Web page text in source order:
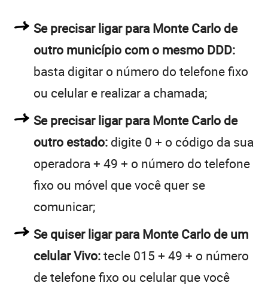
Se precisar ligar para Monte Carlo de
outro município com o mesmo DDD:
basta digitar o número do telefone fixo
ou celular e realizar a chamada;
Se precisar ligar para Monte Carlo de
outro estado: digite 0 + o código da sua
operadora + 49 + o número do telefone
fixo ou móvel que você quer se
comunicar;
Se quiser ligar para Monte Carlo de um
celular Vivo:tecle 015 + 49 + o número
de telefone fixo ou celular que você